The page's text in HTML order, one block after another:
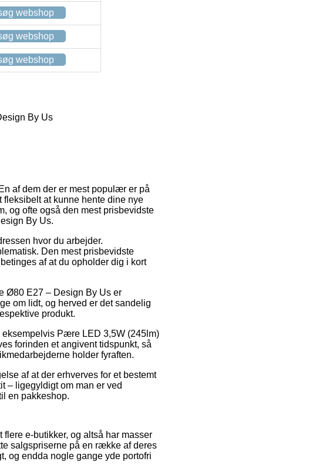
webshop
webshop
webshop
By Us
af dem der er mest populær er på
at kunne hente dine nye
og ofte også den mest prisbevidste
By Us.
hvor du arbejder.
Den mest prisbevidste
af at du opholder dig i kort
Ø80 E27 – Design By Us er
om lidt, og herved er det sandelig
produkt.
eksempelvis Pære LED 3,5W (245lm)
forinden et angivent tidspunkt, så
holder fyraften.
af at der erhverves for et bestemt
– ligegyldigt om man er ved
en pakkeshop.
e-butikker, og altså har masser
salgspriserne på en række af deres
og endda nogle gange yde portofri